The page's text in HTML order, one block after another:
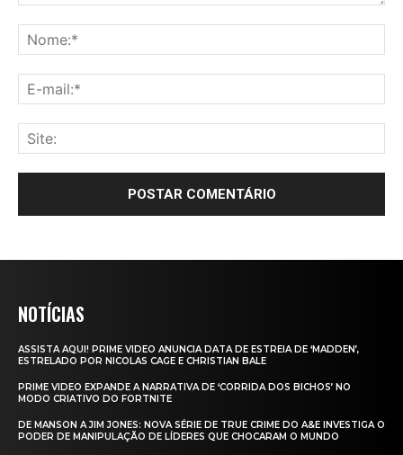
NOTÍCIAS
ASSISTA AQUI! PRIME VIDEO ANUNCIA DATA DE ESTREIA DE ‘MADDEN’,
ESTRELADO POR NICOLAS CAGE E CHRISTIAN BALE
PRIME VIDEO EXPANDE A NARRATIVA DE ‘CORRIDA DOS BICHOS’ NO
MODO CRIATIVO DO FORTNITE
DE MANSON A JIM JONES: NOVA SÉRIE DE TRUE CRIME DO A&E INVESTIGA O
PODER DE MANIPULAÇÃO DE LÍDERES QUE CHOCARAM O MUNDO